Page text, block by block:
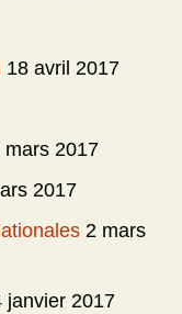
18 avril 2017
mars 2017
2017
2 mars
janvier 2017